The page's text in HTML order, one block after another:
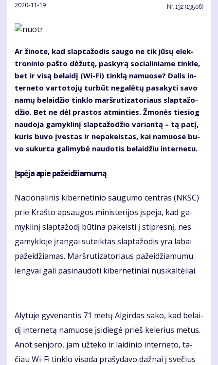
2020-11-19 Nr. 132 (13508)
Ar ži­no­te, kad slap­ta­žo­dis sau­go ne tik jū­sų elek­
tro­ni­nio pa­što dė­žu­tę, pa­sky­rą so­cia­li­nia­me tin­kle,
bet ir vi­są be­lai­dį (Wi-Fi) tin­klą na­muo­se? Da­lis in­
ter­ne­to var­to­to­jų tur­būt ne­ga­lė­tų pa­sa­ky­ti sa­vo
na­mų be­lai­džio tin­klo marš­ru­ti­za­to­riaus slap­ta­žo­
džio. Bet ne dėl pras­tos at­min­ties. Žmo­nės tie­siog
nau­do­ja ga­myk­li­nį slap­ta­žo­džio va­rian­tą – tą pa­tį,
ku­ris bu­vo įves­tas ir ne­pa­keis­tas, kai na­muo­se bu­
vo su­kur­ta ga­li­my­bė nau­do­tis be­lai­džiu in­ter­ne­tu.
Įspė­ja apie pa­žei­džia­mu­mą
Na­cio­na­li­nis ki­ber­ne­ti­nio sau­gu­mo cen­tras (NKSC)
prie Kraš­to ap­sau­gos mi­nis­te­ri­jos įspė­ja, kad ga­
myk­li­nį slap­ta­žo­dį bū­ti­na pa­keis­ti į stip­res­nį, nes
ga­myk­lo­je įran­gai su­teik­tas slap­ta­žo­dis yra la­bai
pa­žei­džia­mas. Marš­ru­ti­za­to­riaus pa­žei­džia­mu­mu
leng­vai ga­li pa­si­nau­do­ti ki­ber­ne­ti­niai nu­si­kal­tė­liai.
Aly­tu­je gy­ve­nan­tis 71 me­tų Al­gir­das sa­ko, kad be­lai­
dį in­ter­ne­tą na­muo­se įsi­die­gė prieš ke­le­rius me­tus.
Anot sen­jo­ro, jam už­te­ko ir lai­di­nio in­ter­ne­to, ta­
čiau Wi-Fi tin­klo vi­sa­da pra­šy­da­vo daž­nai į sve­čius